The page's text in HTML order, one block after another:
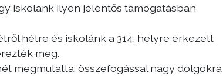
iskolánk ilyen jelentős támogatásban
hétre és iskolánk a 314. helyre érkezett
meg.
megmutatta: összefogással nagy dolgokra